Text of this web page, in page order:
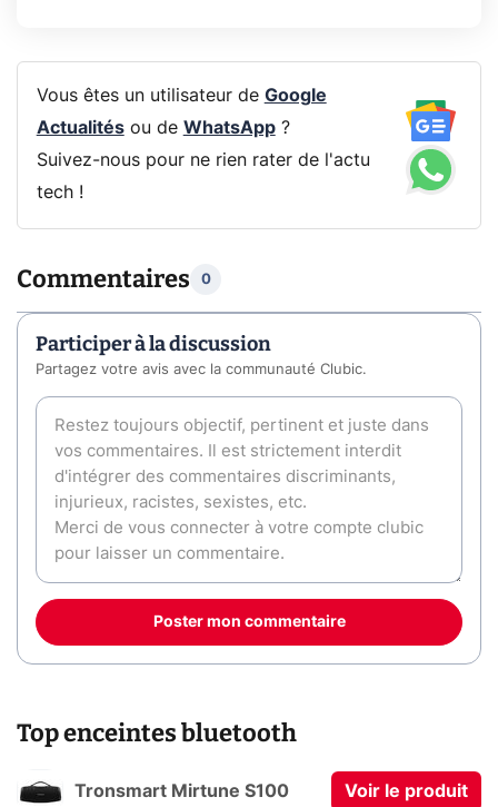
Vous êtes un utilisateur de Google
Actualitésou de WhatsApp?
Suivez-nous pour ne rien rater de l'actu
tech !
Commentaires 0
Participer à la discussion
Partagez votre avis avec la communauté Clubic.
Poster mon commentaire
Top enceintes bluetooth
Tronsmart Mirtune S100 Voir le produit